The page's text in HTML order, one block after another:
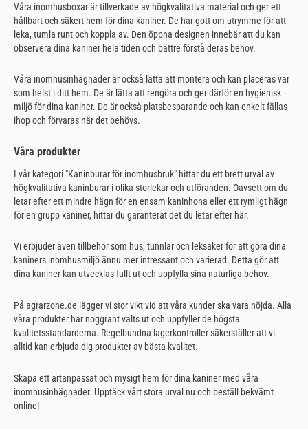
Våra inomhusboxar är tillverkade av högkvalitativa material och ger ett
hållbart och säkert hem för dina kaniner. De har gott om utrymme för att
leka, tumla runt och koppla av. Den öppna designen innebär att du kan
observera dina kaniner hela tiden och bättre förstå deras behov.
Våra inomhusinhägnader är också lätta att montera och kan placeras var
som helst i ditt hem. De är lätta att rengöra och ger därför en hygienisk
miljö för dina kaniner. De är också platsbesparande och kan enkelt fällas
ihop och förvaras när det behövs.
Våra produkter
I vår kategori "Kaninburar för inomhusbruk" hittar du ett brett urval av
högkvalitativa kaninburar i olika storlekar och utföranden. Oavsett om du
letar efter ett mindre hägn för en ensam kaninhona eller ett rymligt hägn
för en grupp kaniner, hittar du garanterat det du letar efter här.
Vi erbjuder även tillbehör som hus, tunnlar och leksaker för att göra dina
kaniners inomhusmiljö ännu mer intressant och varierad. Detta gör att
dina kaniner kan utvecklas fullt ut och uppfylla sina naturliga behov.
På agrarzone.de lägger vi stor vikt vid att våra kunder ska vara nöjda. Alla
våra produkter har noggrant valts ut och uppfyller de högsta
kvalitetsstandarderna. Regelbundna lagerkontroller säkerställer att vi
alltid kan erbjuda dig produkter av bästa kvalitet.
Skapa ett artanpassat och mysigt hem för dina kaniner med våra
inomhusinhägnader. Upptäck vårt stora urval nu och beställ bekvämt
online!